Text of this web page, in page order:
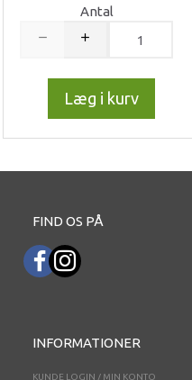
Antal
Læg i kurv
FIND OS PÅ
INFORMATIONER
KUNDE LOGIN / MIN KONTO